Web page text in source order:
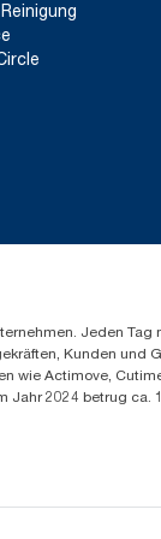
Stellt das
auf von
abdecken. Da
die CO2-
Bis zu 35 %
Panel test
and mixed rags
Jeden
Kunden
wie Actimove,
2024 betrug